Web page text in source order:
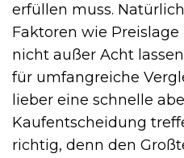
erfüllen muss.
Faktoren wie
nicht außer Acht
für umfangreiche
lieber eine schnelle
Kaufentscheidung
richtig, denn den